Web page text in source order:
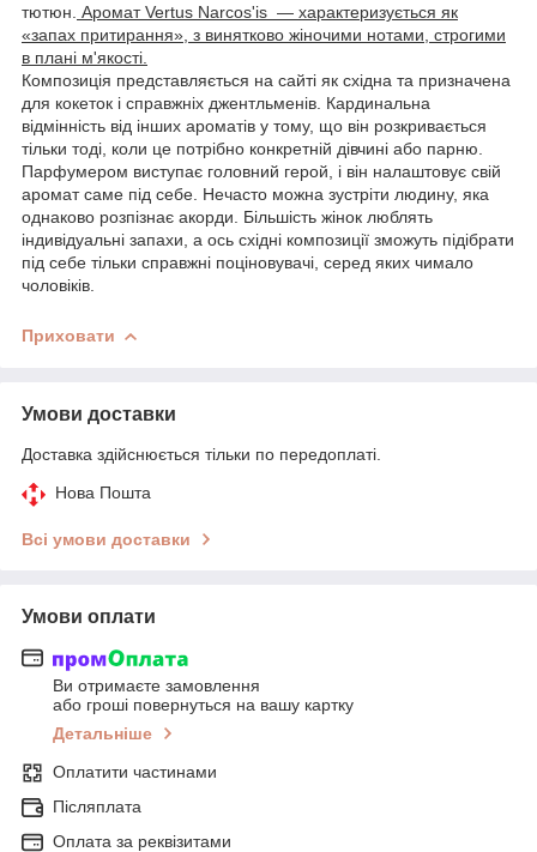
тютюн. Аромат Vertus Narcos'is — характеризується як
«запах притирання», з винятково жіночими нотами, строгими
в плані м'якості.
Композиція представляється на сайті як східна та призначена
для кокеток і справжніх джентльменів. Кардинальна
відмінність від інших ароматів у тому, що він розкривається
тільки тоді, коли це потрібно конкретній дівчині або парню.
Парфумером виступає головний герой, і він налаштовує свій
аромат саме під себе. Нечасто можна зустріти людину, яка
однаково розпізнає акорди. Більшість жінок люблять
індивідуальні запахи, а ось східні композиції зможуть підібрати
під себе тільки справжні поціновувачі, серед яких чимало
чоловіків.
Приховати
Умови доставки
Доставка здійснюється тільки по передоплаті.
Нова Пошта
Всі умови доставки
Умови оплати
Ви отримаєте замовлення
або гроші повернуться на вашу картку
Детальніше
Оплатити частинами
Післяплата
Оплата за реквізитами